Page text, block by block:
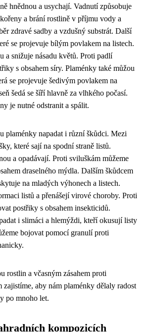
hnědnou a usychají. Vadnutí způsobuje
a brání rostlině v příjmu vody a
zdravé sadby a vzdušný substrát. Další
se projevuje bílým povlakem na listech.
a snižuje násadu květů. Proti padlí
s obsahem síry. Plaménky také můžou
se projevuje šedivým povlakem na
šedá se šíří hlavně za vlhkého počasí.
je nutné odstranit a spálit.
plaménky napadat i různí škůdci. Mezi
které sají na spodní straně listů.
a opadávají. Proti sviluškám můžeme
draselného mýdla. Dalším škůdcem
na mladých výhonech a listech.
listů a přenášejí virové choroby. Proti
postřiky s obsahem insekticidů.
i slimáci a hlemýždi, kteří okusují listy
bojovat pomocí granulí proti
rostlin a včasným zásahem proti
zajistíme, aby nám plaménky dělaly radost
po mnoho let.
kompozicích